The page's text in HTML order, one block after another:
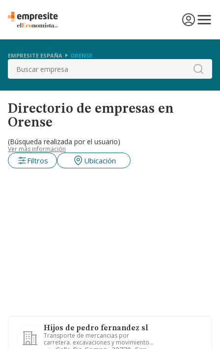
EMPRESITE ESPAÑA ORENSE
Buscar
Directorio de empresas en
Orense
(Búsqueda realizada por el usuario)
Ver más información
Filtros Ubicación
Hijos de pedro fernandez sl
Transporte de mercancias por
carretera. excavaciones y movimientos